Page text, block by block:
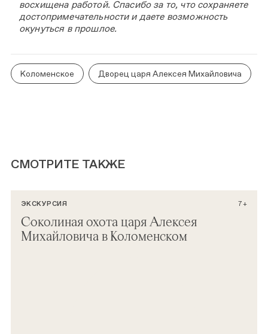
восхищена работой. Спасибо за то, что сохраняете
достопримечательности и даете возможность
окунуться в прошлое.
Коломенское Дворец царя Алексея Михайловича
СМОТРИТЕ ТАКЖЕ
ЭКСКУРСИЯ 7+
Соколиная охота царя Алексея
Михайловича в Коломенском